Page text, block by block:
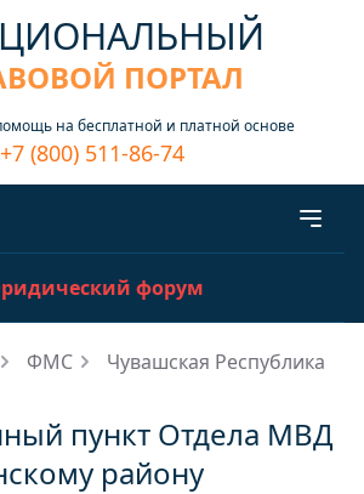
ПОРТАЛ
на бесплатной и платной основе
+7 (800) 511-86-74
форум
ФМС
Чувашская Республика
пункт Отдела МВД
району